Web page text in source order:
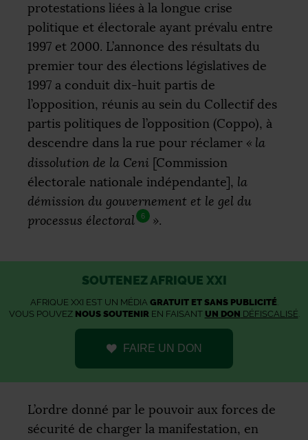
protestations liées à la longue crise
politique et électorale ayant prévalu entre
1997 et 2000. L’annonce des résultats du
premier tour des élections législatives de
1997 a conduit dix-huit partis de
l’opposition, réunis au sein du Collectif des
partis politiques de l’opposition (Coppo), à
descendre dans la rue pour réclamer « la
dissolution de la Ceni [Commission
électorale nationale indépendante], la
démission du gouvernement et le gel du
processus électoral
6 ».
SOUTENEZ AFRIQUE XXI
AFRIQUE XXI EST UN MÉDIA GRATUIT ET SANS PUBLICITÉ.
VOUS POUVEZ NOUS SOUTENIR EN FAISANT UN DON DÉFISCALISÉ
FAIRE UN DON
L’ordre donné par le pouvoir aux forces de
sécurité de charger la manifestation, en